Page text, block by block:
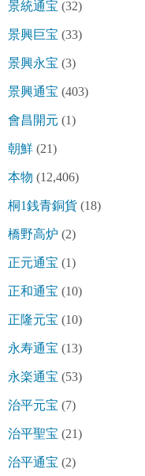
景統通宝 (32)
景興巨宝 (33)
景興永宝 (3)
景興通宝 (403)
會昌開元 (1)
朝鮮 (21)
本物 (12,406)
桐1銭青銅貨 (18)
橋野高炉 (2)
正元通宝 (1)
正和通宝 (10)
正隆元宝 (10)
永寿通宝 (13)
永楽通宝 (53)
治平元宝 (7)
治平聖宝 (21)
治平通宝 (2)